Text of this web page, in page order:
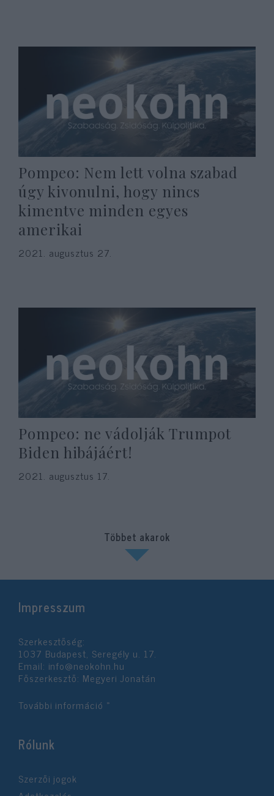
Pompeo: Nem lett volna szabad
úgy kivonulni, hogy nincs
kimentve minden egyes
amerikai
2021. augusztus 27.
Pompeo: ne vádolják Trumpot
Biden hibájáért!
2021. augusztus 17.
Többet akarok
Impresszum
Szerkesztőség:
1037 Budapest, Seregély u. 17.
Email: info@neokohn.hu
Főszerkesztő: Megyeri Jonatán
További információ »
Rólunk
Szerzői jogok